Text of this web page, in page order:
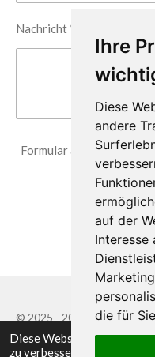
Diese Website verwendet
zu verbessern und
Ihre
Diese
andere
auf der
Interesse
die für
Nachricht *
Formular absenden
© 2025 - 2026
Mit Unterstützung vonWebador